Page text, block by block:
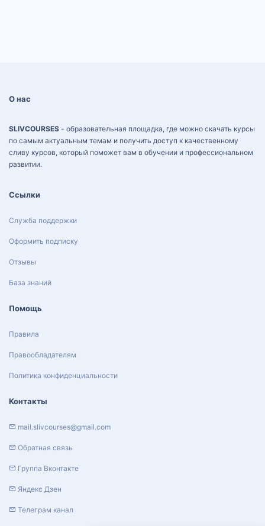
О нас
SLIVCOURSES - образовательная площадка, где можно скачать курсы
по самым актуальным темам и получить доступ к качественному
сливу курсов, который поможет вам в обучении и профессиональном
развитии.
Ссылки
Служба поддержки
Оформить подписку
Отзывы
База знаний
Помощь
Правила
Правообладателям
Политика конфиденциальности
Контакты
mail.slivcourses@gmail.com
Обратная связь
Группа Вконтакте
Яндекс Дзен
Телеграм канал